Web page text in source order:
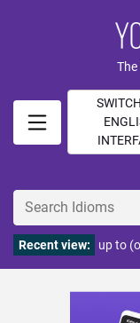
Recent view: up to